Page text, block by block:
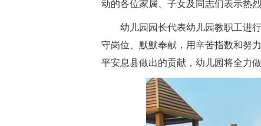
动的各位家属、子女及同志们表示热
幼儿园园长代表幼儿园教职工进
守岗位、默默奉献，用辛苦指数和努
平安息县做出的贡献，幼儿园将全力